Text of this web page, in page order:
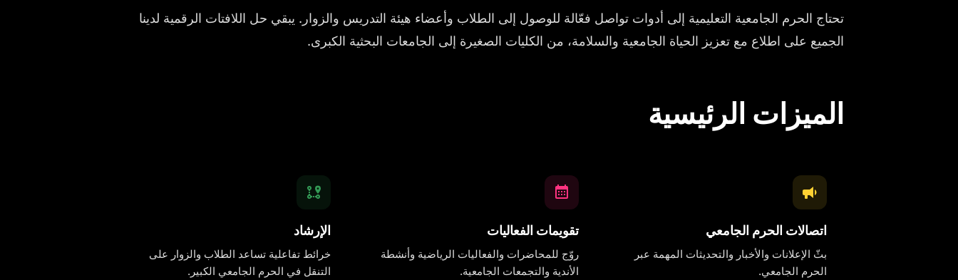
تحتاج الحرم الجامعية التعليمية إلى أدوات تواصل فعّالة للوصول إلى الطلاب وأعضاء هيئة التدريس والزوار. يبقي حل اللافتات الرقمية لدينا
الجميع على اطلاع مع تعزيز الحياة الجامعية والسلامة، من الكليات الصغيرة إلى الجامعات البحثية الكبرى.
الميزات الرئيسية
اتصالات الحرم الجامعي
بثّ الإعلانات والأخبار والتحديثات المهمة عبر
الحرم الجامعي.
تقويمات الفعاليات
روّج للمحاضرات والفعاليات الرياضية وأنشطة
الأندية والتجمعات الجامعية.
الإرشاد
خرائط تفاعلية تساعد الطلاب والزوار على
التنقل في الحرم الجامعي الكبير.